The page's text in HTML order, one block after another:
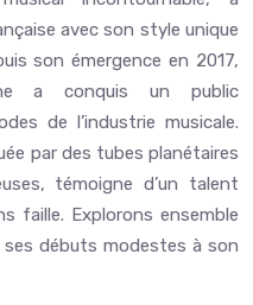
avec son style unique
son émergence en 2017,
a conquis un public
de l’industrie musicale.
par des tubes planétaires
témoigne d’un talent
faille. Explorons ensemble
ses débuts modestes à son